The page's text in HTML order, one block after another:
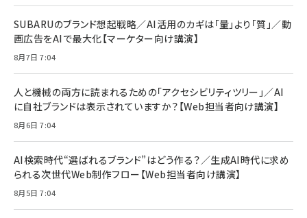
￥880
ママ投資家が育休中に１億貯めた株式投資
組織の成果を最大化する ルールのデザイン
￥1,980
Amazonランキングをもっと見る
￥6,980
全ワイヤレスイヤホン/アクティブノイズキャンセリ
技術基準適合】ブラック
￥5,990
ケーブル Anker絡まないケーブル 240W 結束バン
ド付き USB PD対応 シリコン素材採用 iPhone
17 / 16 / 15 / Galaxy iPad Pro MacBook
Pro/Air 各種対応 (1.8m ミッドナイトブラック)
￥1,890
Pro/Air 各種対応 (1.8m ミッドナイトブラック)
￥1,890
サッポロ 生ビール 黒ラベル 350ml 缶 24本 ビー
ル ケース買い【6/30応募〆切! 黒ラベルビヤセラー
￥4,857
SUBARUのブランド想起戦略／AI活用のカギは「量」より「質」／動
画広告をAIで最大化【マーケター向け講演】
8月7日 7:04
人と機械の両方に読まれるための「アクセシビリティツリー」／AI
に自社ブランドは表示されていますか？【Web担当者向け講演】
8月6日 7:04
AI検索時代“選ばれるブランド”はどう作る？／生成AI時代に求め
られる次世代Web制作フロー【Web担当者向け講演】
8月5日 7:04